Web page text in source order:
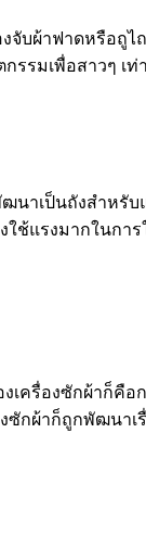
จับผ้าฟาดหรือถู
รรมเพื่อสาวๆ เท่
นาเป็นถังสำหรั
ช้แรงมากในกา
เครื่องซักผ้าก็คื
ซักผ้าก็ถูกพัฒนาเ